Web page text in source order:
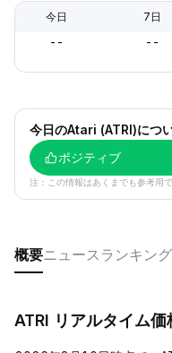
今日 7日
-- --
今日のAtari (ATRI)につ
ポジティブ
注：この情報はあくまでも参考用で
概要ニュース ランキング
ATRI リアルタイム価